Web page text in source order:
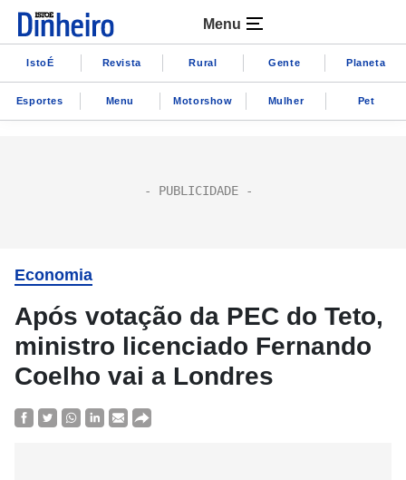
Menu
IstoÉ Revista Rural Gente Planeta
Esportes Menu Motorshow Mulher Pet
Economia
Após votação da PEC do Teto,
ministro licenciado Fernando
Coelho vai a Londres